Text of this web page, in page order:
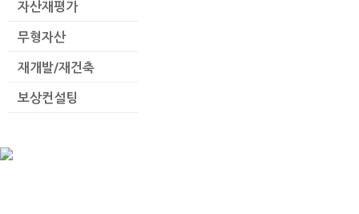
자산재평가
무형자산
재개발/재건축
보상컨설팅